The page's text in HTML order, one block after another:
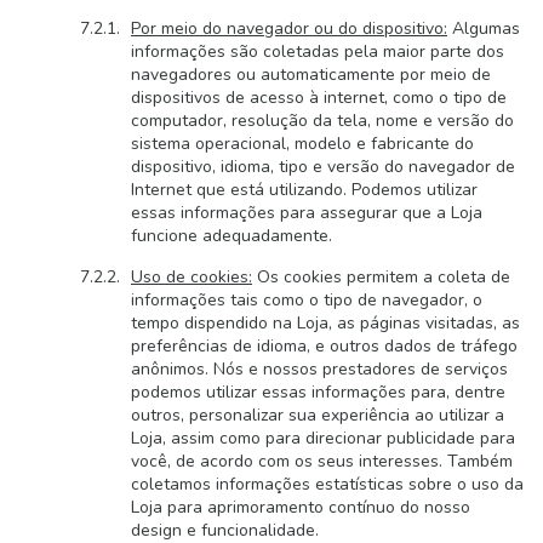
Por meio do navegador ou do dispositivo: Algumas
informações são coletadas pela maior parte dos
navegadores ou automaticamente por meio de
dispositivos de acesso à internet, como o tipo de
computador, resolução da tela, nome e versão do
sistema operacional, modelo e fabricante do
dispositivo, idioma, tipo e versão do navegador de
Internet que está utilizando. Podemos utilizar
essas informações para assegurar que a Loja
funcione adequadamente.
Uso de cookies: Os cookies permitem a coleta de
informações tais como o tipo de navegador, o
tempo dispendido na Loja, as páginas visitadas, as
preferências de idioma, e outros dados de tráfego
anônimos. Nós e nossos prestadores de serviços
podemos utilizar essas informações para, dentre
outros, personalizar sua experiência ao utilizar a
Loja, assim como para direcionar publicidade para
você, de acordo com os seus interesses. Também
coletamos informações estatísticas sobre o uso da
Loja para aprimoramento contínuo do nosso
design e funcionalidade.